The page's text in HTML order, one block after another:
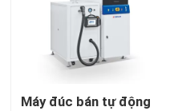
Máy đúc bán tự động